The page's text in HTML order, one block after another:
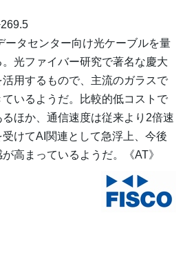
ータセンター向け光ケーブルを量
光ファイバー研究で著名な慶大
用するもので、主流のガラスで
いるようだ。比較的低コストで
ほか、通信速度は従来より2倍速
けてAI関連として急浮上、今後
高まっているようだ。《AT》